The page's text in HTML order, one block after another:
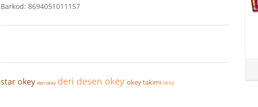
Barkod: 8694051011157
star okey deri okey deri desen okey okey takımı okey